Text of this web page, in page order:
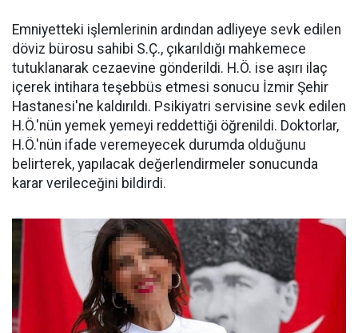
Emniyetteki işlemlerinin ardından adliyeye sevk edilen
döviz bürosu sahibi S.Ç., çıkarıldığı mahkemece
tutuklanarak cezaevine gönderildi. H.Ö. ise aşırı ilaç
içerek intihara teşebbüs etmesi sonucu İzmir Şehir
Hastanesi'ne kaldırıldı. Psikiyatri servisine sevk edilen
H.Ö.'nün yemek yemeyi reddettiği öğrenildi. Doktorlar,
H.Ö.'nün ifade veremeyecek durumda olduğunu
belirterek, yapılacak değerlendirmeler sonucunda
karar verileceğini bildirdi.